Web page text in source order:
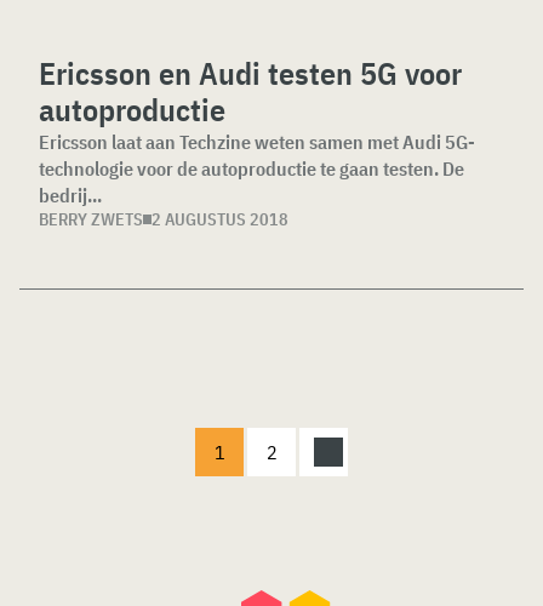
Ericsson en Audi testen 5G voor
autoproductie
Ericsson laat aan Techzine weten samen met Audi 5G-
technologie voor de autoproductie te gaan testen. De
bedrij...
BERRY ZWETS 2 AUGUSTUS 2018
1 2